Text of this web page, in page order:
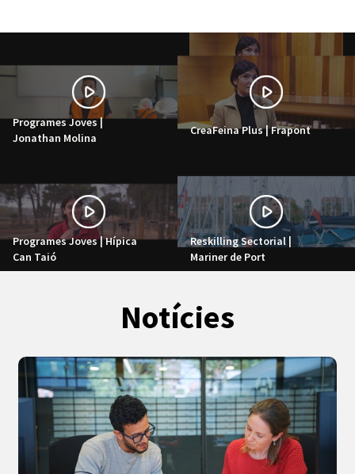
Programes Joves |
Jonathan Molina
CreaFeina Plus | Frapont
Programes Joves | Hípica
Can Taió
Reskilling Sectorial |
Mariner de Port
Notícies